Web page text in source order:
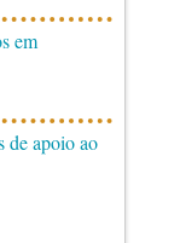
em
de apoio ao